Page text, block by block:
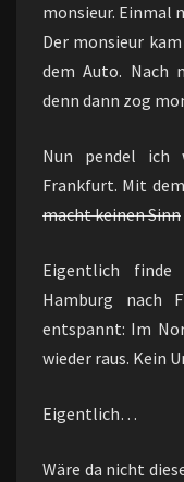
monsieur. Einmal
Der monsieur
dem Auto. Nach
denn dann zog
Nun pendel ich
Frankfurt. Mit
macht keinen Sinn
Eigentlich
Hamburg nach
entspannt: Im
wieder raus. Kein
Eigentlich…
Wäre da nicht